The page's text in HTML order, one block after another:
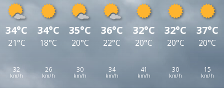
34°C
21°C
32
34°C
18°C
26
35°C
20°C
30
36°C
22°C
34
32°C
20°C
41
32°C
20°C
30
37°C
20°C
15